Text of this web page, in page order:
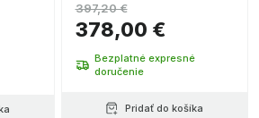
378,00 €
397,20 €
Bezplatné expresné
doručenie
Pridať do košíka